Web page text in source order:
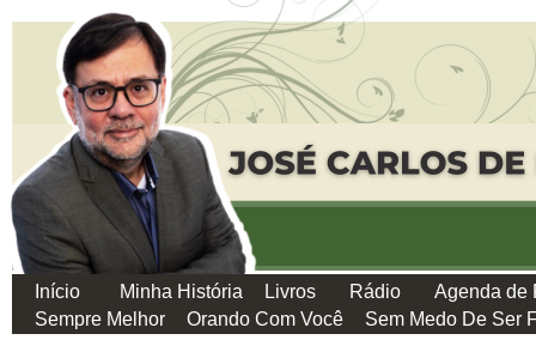
Início Minha História Livros Rádio
Agenda de
Sempre Melhor
Orando Com Você Sem Medo De Ser